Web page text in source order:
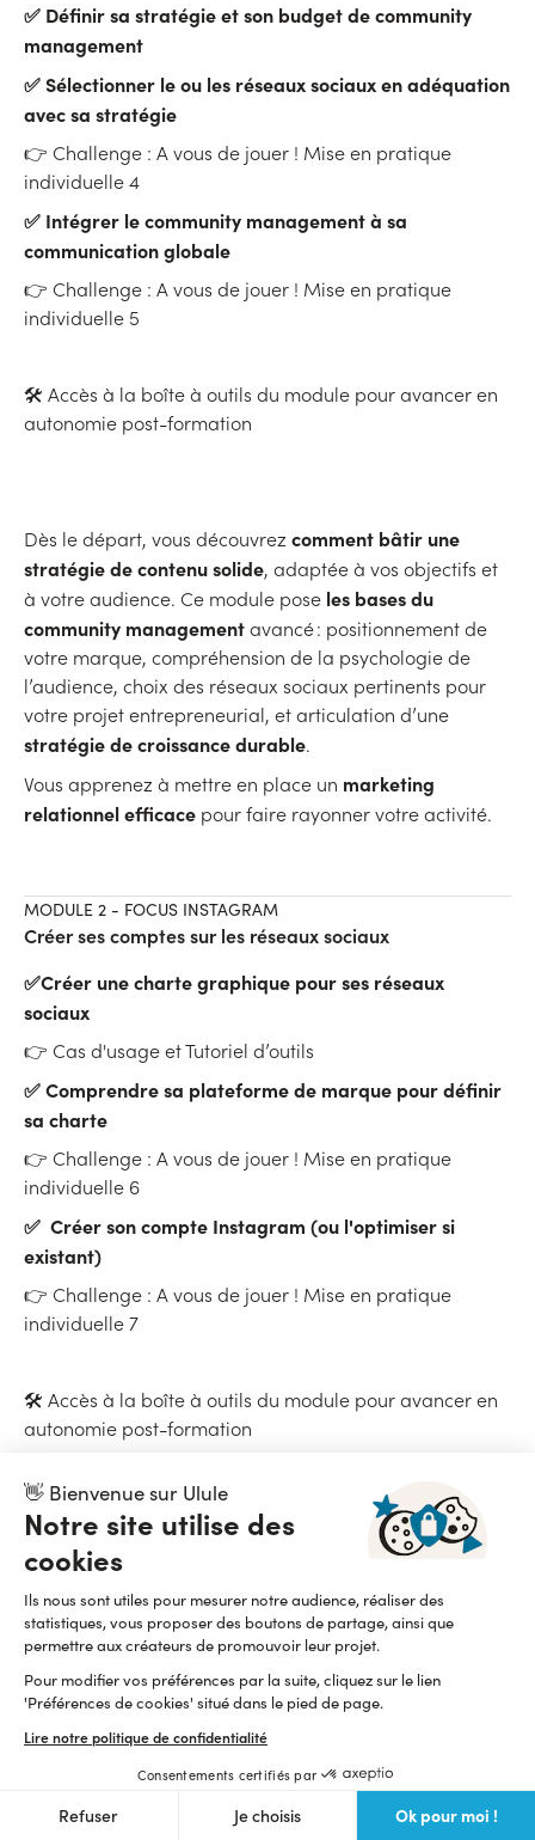
👋 Bienvenue sur Ulule
Notre site utilise des
cookies
Ils nous sont utiles pour mesurer notre audience, réaliser des
statistiques, vous proposer des boutons de partage, ainsi que
permettre aux créateurs de promouvoir leur projet.
Pour modifier vos préférences par la suite, cliquez sur le lien
'Préférences de cookies' situé dans le pied de page.
Lire notre politique de confidentialité
Consentements certifiés par
Refuser Je choisis Ok pour moi !
✅ Définir sa stratégie et son budget de community
management
✅ Sélectionner le ou les réseaux sociaux en adéquation
avec sa stratégie
👉 Challenge : A vous de jouer ! Mise en pratique
individuelle 4
✅ Intégrer le community management à sa
communication globale
👉 Challenge : A vous de jouer ! Mise en pratique
individuelle 5
🛠 Accès à la boîte à outils du module pour avancer en
autonomie post-formation
Dès le départ, vous découvrez comment bâtir une
stratégie de contenu solide, adaptée à vos objectifs et
à votre audience. Ce module pose les bases du
community managementavancé : positionnement de
votre marque, compréhension de la psychologie de
l’audience, choix des réseaux sociaux pertinents pour
votre projet entrepreneurial, et articulation d’une
stratégie de croissance durable.
Vous apprenez à mettre en place un marketing
relationnel efficace pour faire rayonner votre activité.
MODULE 2 - FOCUS INSTAGRAM
Créer ses comptes sur les réseaux sociaux
✅Créer une charte graphique pour ses réseaux
sociaux
👉 Cas d'usage et Tutoriel d’outils
✅ Comprendre sa plateforme de marque pour définir
sa charte
👉 Challenge : A vous de jouer ! Mise en pratique
individuelle 6
✅ Créer son compte Instagram (ou l'optimiser si
existant)
👉 Challenge : A vous de jouer ! Mise en pratique
individuelle 7
🛠 Accès à la boîte à outils du module pour avancer en
autonomie post-formation
Vous êtes guidé dans la création ou
l’optimisation de
votre compte Instagram . Ce module intègre lacréation
d’identité visuelle
rédaction d’une bio engageante et l’optimisation du
profil Instagram pour une attractivité maximale.
En visio tous ensemble et à l’aide de tutoriels vidéos,
vous apprenez pas à pas à maîtriser les outils
essentiels, créer un compte professionnel performant et
comprendre l’importance d’une première impression
Vous posez les fondations d’une communauté
engagée !